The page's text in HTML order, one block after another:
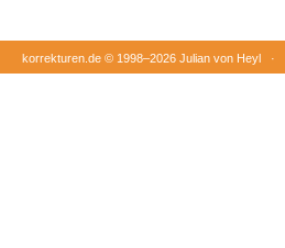
korrekturen.de © 1998–2026 Julian von Heyl ·